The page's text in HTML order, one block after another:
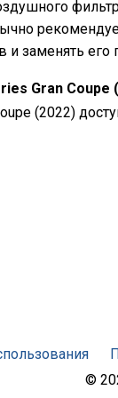
заменять его
Gran
(2022)
©